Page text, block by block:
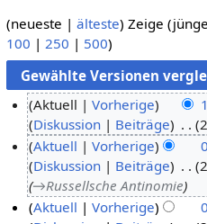
(neueste | älteste) Zeige (
100 | 250 | 500)
p
Aktuell Vorherige
Diskussion
Beiträge
K
e
i
n
J
Aktuell Vorherige
Diskussion
Beiträge
→Russellsche Antinomie
Aktuell
Vorherige